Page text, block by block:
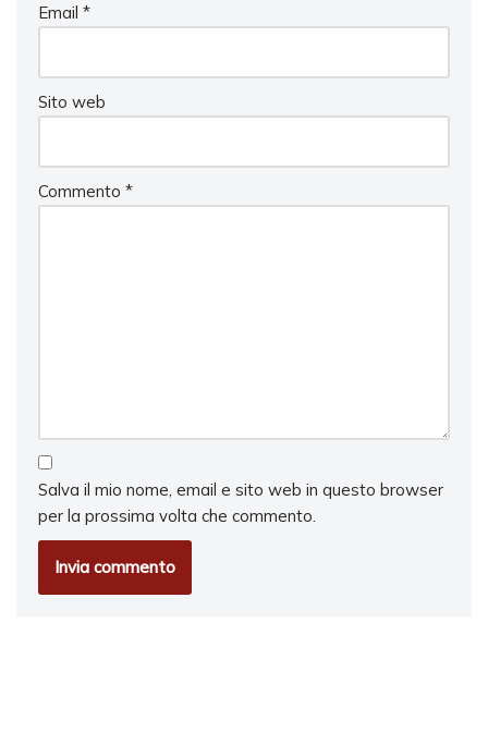
Email *
Sito web
Commento *
Salva il mio nome, email e sito web in questo browser
per la prossima volta che commento.